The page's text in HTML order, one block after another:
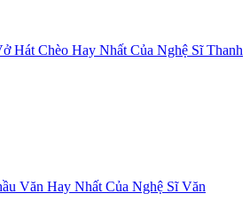
Hát Chèo Hay Nhất Của Nghệ Sĩ Thanh
Văn Hay Nhất Của Nghệ Sĩ Văn